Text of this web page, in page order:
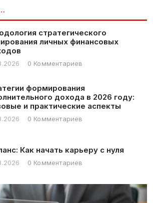
стратегического
личных финансовых
0 Комментариев
формирования
дохода в 2026 году:
и практические аспекты
0 Комментариев
Как начать карьеру с нуля
0 Комментариев